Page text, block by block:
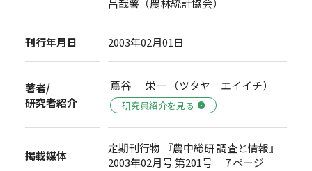
刊行年月日 2003年02月01日
著者/
研究者紹介
蔦谷 栄一 （ツタヤ エイイチ）
研究員紹介を見る
掲載媒体
定期刊行物 『農中総研 調査と情報』
2003年02月号 第201号 7 ページ